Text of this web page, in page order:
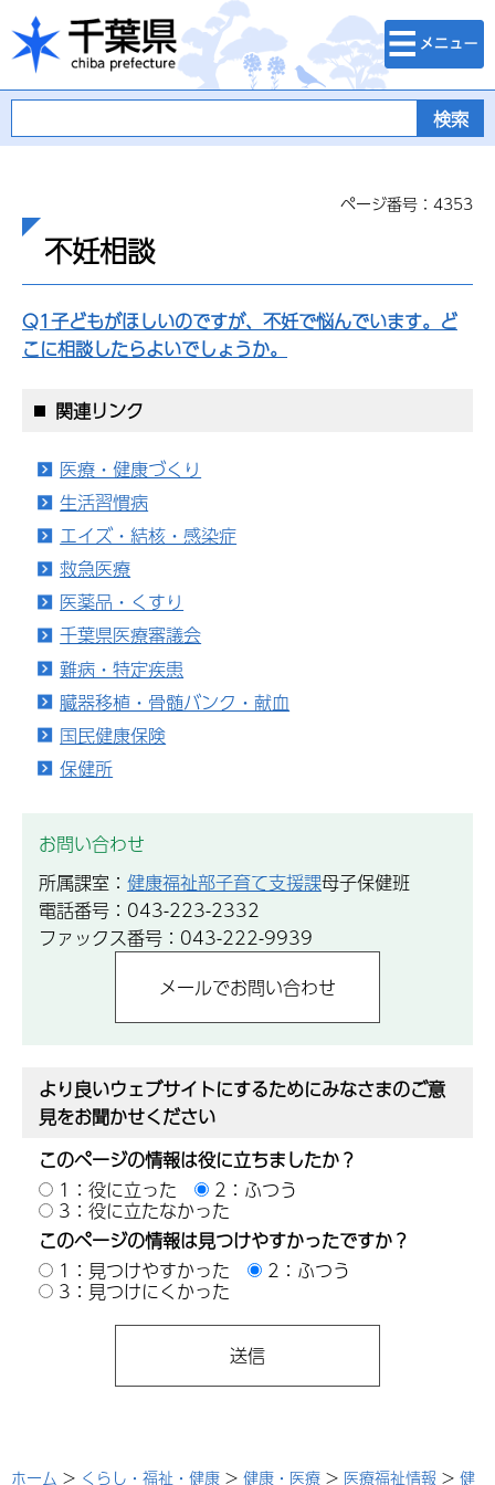
千葉県
検索・メニュ
ー
ページ番号：4353
不妊相談
Q1子どもがほしいのですが、不妊で悩んでいます。ど
こに相談したらよいでしょうか。
関連リンク
医療・健康づくり
生活習慣病
エイズ・結核・感染症
救急医療
医薬品・くすり
千葉県医療審議会
難病・特定疾患
臓器移植・骨髄バンク・献血
国民健康保険
保健所
お問い合わせ
所属課室： 健康福祉部子育て支援課母子保健班
電話番号：043-223-2332
ファックス番号：043-222-9939
より良いウェブサイトにするためにみなさまのご意
見をお聞かせください
このページの情報は役に立ちましたか？
1：役に立った
2：ふつう
3：役に立たなかった
このページの情報は見つけやすかったですか？
1：見つけやすかった
2：ふつう
3：見つけにくかった
ホーム > くらし・福祉・健康 > 健康・医療 > 医療福祉情報 > 健